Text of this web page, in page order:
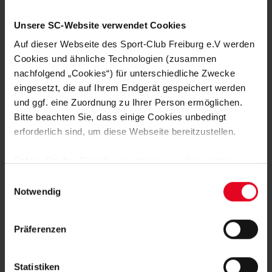
Unsere SC-Website verwendet Cookies
Auf dieser Webseite des Sport-Club Freiburg e.V werden
Cookies und ähnliche Technologien (zusammen
nachfolgend „Cookies“) für unterschiedliche Zwecke
eingesetzt, die auf Ihrem Endgerät gespeichert werden
und ggf. eine Zuordnung zu Ihrer Person ermöglichen.
Bitte beachten Sie, dass einige Cookies unbedingt
erforderlich sind, um diese Webseite bereitzustellen.
Daten von Ihnen (z.B. persönlichen Identifikatoren oder
IP-Adressen) verarbeitet werden. Durch Klicken auf den
Speicherung aller aufgeführten Cookies und der
Daten für die unten jeweils angegebene Zwecke gem. §
Notwendig
Präferenzen
Statistiken
Wolfsburg und in Freiburg in einem 3-Jahres-Programm an
Derzeit sind circa 2000 "fit4future"-Partnerschaften in
Deutschland und in der Schweiz in die Initiative eingebunden.
Über 550.000 Kinder, ihre Eltern und Lehrkräfte profitieren
vom fit4future-Programm.
Website "fit4future"